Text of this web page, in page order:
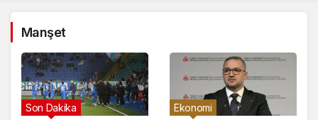
Manşet
Gündem Son Dakika